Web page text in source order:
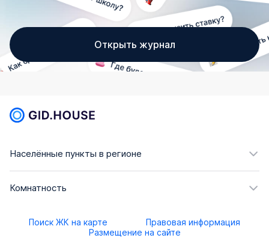
Открыть журнал
Населённые пункты в регионе
Комнатность
Поиск ЖК на карте
Правовая информация
Размещение на сайте